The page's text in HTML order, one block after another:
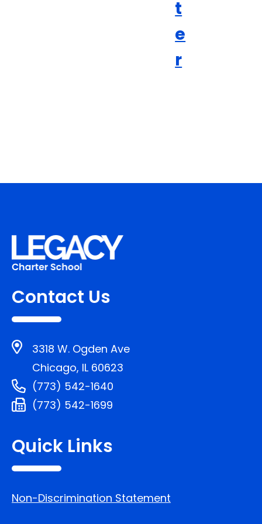
t
e
r
Contact Us
3318 W. Ogden Ave
Chicago, IL 60623
(773) 542-1640
(773) 542-1699
Quick Links
Non-Discrimination Statement